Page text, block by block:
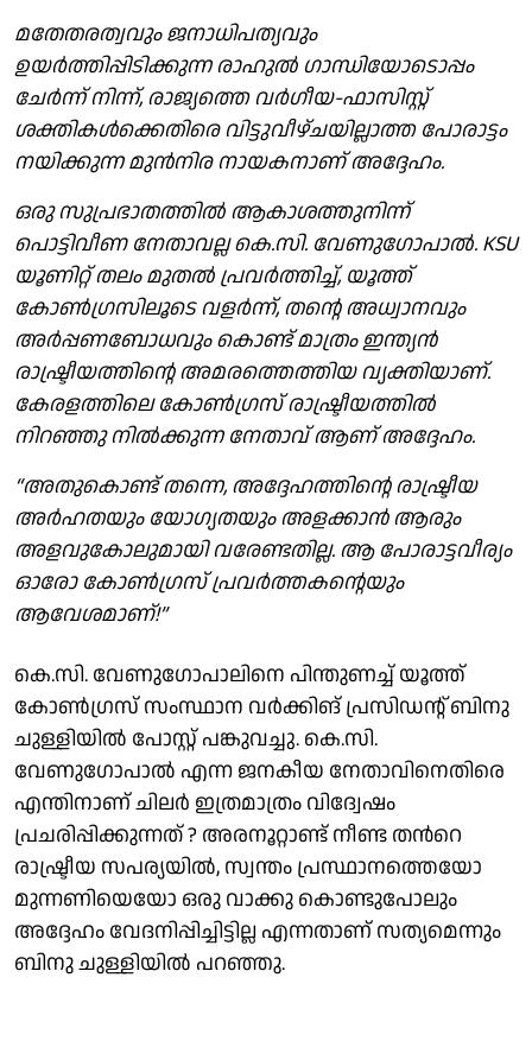
മതേതരത്വവും ജനാധിപത്യവും
ഉയർത്തിപ്പിടിക്കുന്ന രാഹുൽ ഗാന്ധിയോടൊപ്പം
ചേർന്ന് നിന്ന്, രാജ്യത്തെ വർഗീയ-ഫാസിസ്റ്റ്
ശക്തികൾക്കെതിരെ വിട്ടുവീഴ്ചയില്ലാത്ത പോരാട്ടം
നയിക്കുന്ന മുൻനിര നായകനാണ് അദ്ദേഹം.
ഒരു സുപ്രഭാതത്തിൽ ആകാശത്തുനിന്ന്
പൊട്ടിവീണ നേതാവല്ല കെ.സി. വേണുഗോപാൽ. KSU
യൂണിറ്റ് തലം മുതൽ പ്രവർത്തിച്ച്, യൂത്ത്
കോൺഗ്രസിലൂടെ വളർന്ന്, തന്റെ അധ്വാനവും
അർപ്പണബോധവും കൊണ്ട് മാത്രം ഇന്ത്യൻ
രാഷ്ട്രീയത്തിന്റെ അമരത്തെത്തിയ വ്യക്തിയാണ്.
കേരളത്തിലെ കോൺഗ്രസ്‌ രാഷ്ട്രീയത്തിൽ
നിറഞ്ഞു നിൽക്കുന്ന നേതാവ് ആണ് അദ്ദേഹം.
“അതുകൊണ്ട് തന്നെ, അദ്ദേഹത്തിന്റെ രാഷ്ട്രീയ
അർഹതയും യോഗ്യതയും അളക്കാൻ ആരും
അളവുകോലുമായി വരേണ്ടതില്ല. ആ പോരാട്ടവീര്യം
ഓരോ കോൺഗ്രസ് പ്രവർത്തകന്റെയും
ആവേശമാണ്!”
കെ.സി. വേണുഗോപാലിനെ പിന്തുണച്ച് യൂത്ത്
കോൺഗ്രസ് സംസ്ഥാന വർക്കിങ് പ്രസിഡൻ്റ് ബിനു
ചുള്ളിയിൽ പോസ്റ്റ് പങ്കുവച്ചു. കെ.സി.
വേണുഗോപാൽ എന്ന ജനകീയ നേതാവിനെതിരെ
എന്തിനാണ് ചിലർ ഇത്രമാത്രം വിദ്വേഷം
പ്രചരിപ്പിക്കുന്നത് ? അരനൂറ്റാണ്ട് നീണ്ട തന്‍റെ
രാഷ്ട്രീയ സപര്യയിൽ, സ്വന്തം പ്രസ്ഥാനത്തെയോ
മുന്നണിയെയോ ഒരു വാക്കു കൊണ്ടുപോലും
അദ്ദേഹം വേദനിപ്പിച്ചിട്ടില്ല എന്നതാണ് സത്യമെന്നും
ബിനു ചുള്ളിയിൽ പറഞ്ഞു.